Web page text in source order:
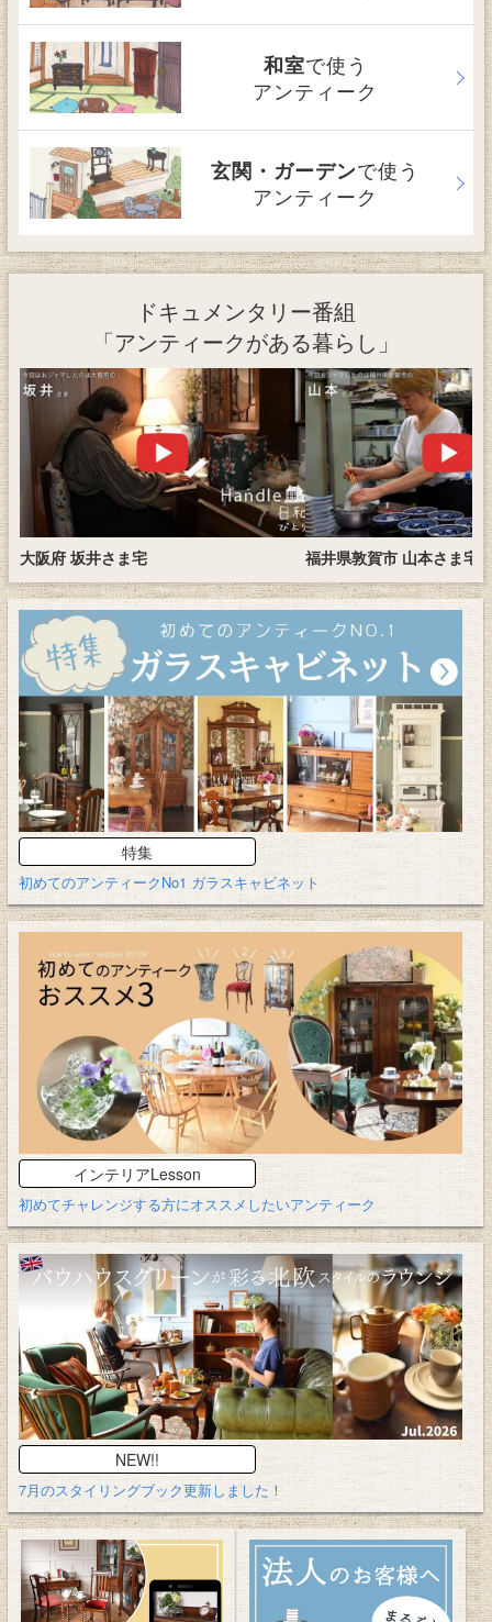
和室で使う
アンティーク
玄関・ガーデンで使う
アンティーク
ドキュメンタリー番組
「アンティークがある暮らし」
大阪府 坂井さま宅 福井県敦賀市 山本さま宅
特集
初めてのアンティークNo1 ガラスキャビネット
インテリアLesson
初めてチャレンジする方にオススメしたいアンティーク
NEW!!
7月のスタイリングブック更新しました！